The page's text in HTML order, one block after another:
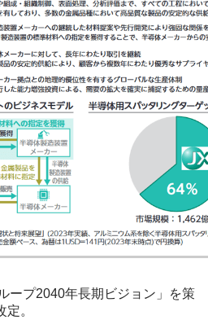
ープ2040年長期ビジョン」を策
。